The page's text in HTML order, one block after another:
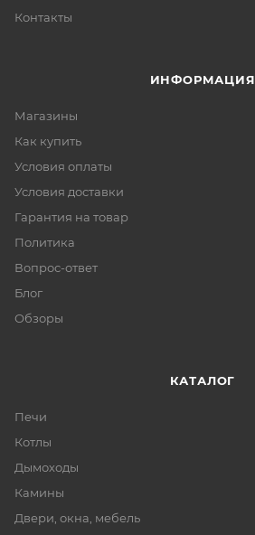
Контакты
ИНФОРМАЦИЯ
Магазины
Как купить
Условия оплаты
Условия доставки
Гарантия на товар
Политика
Вопрос-ответ
Блог
Обзоры
КАТАЛОГ
Печи
Котлы
Дымоходы
Камины
Двери, окна, мебель